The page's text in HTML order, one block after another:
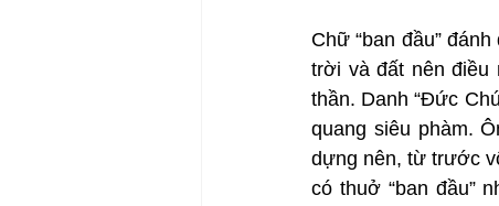
Chữ “ban đầu”
trời và đất nên điều
thần. Danh “Đức
quang siêu phàm.
dựng nên, từ trước
có thuở “ban đầu”